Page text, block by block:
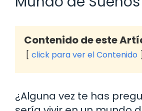
Contenido de este
click para ver el Contenido
¿Alguna vez te has